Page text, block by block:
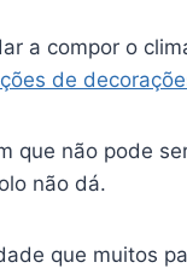
a compor o
de
que não pode
não dá.
que muitos